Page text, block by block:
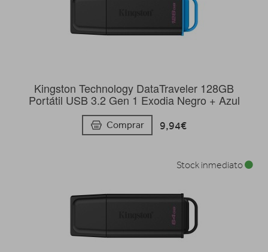
Kingston Technology DataTraveler 128GB
Portátil USB 3.2 Gen 1 Exodia Negro + Azul
Comprar 9,94€
Stock inmediato